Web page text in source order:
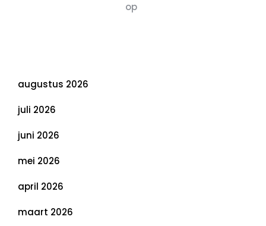
op
augustus 2026
juli 2026
juni 2026
mei 2026
april 2026
maart 2026